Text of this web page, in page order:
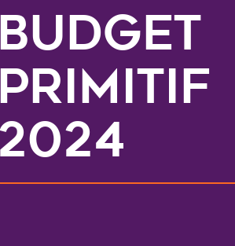
Budget
Primitif
2024